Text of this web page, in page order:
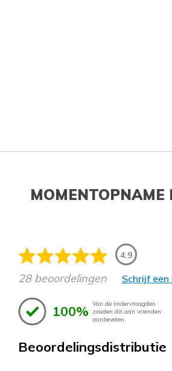
MOMENTOPNAME
4.9
28 beoordelingen Schrijf
100% Van de ondervraagden
zouden dit aan vrienden
aanbevelen.
Beoordelingsdistributie